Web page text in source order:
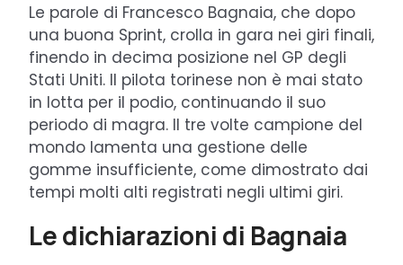
Le parole di Francesco Bagnaia, che dopo
una buona Sprint, crolla in gara nei giri finali,
finendo in decima posizione nel GP degli
Stati Uniti. Il pilota torinese non è mai stato
in lotta per il podio, continuando il suo
periodo di magra. Il tre volte campione del
mondo lamenta una gestione delle
gomme insufficiente, come dimostrato dai
tempi molti alti registrati negli ultimi giri.
Le dichiarazioni di Bagnaia